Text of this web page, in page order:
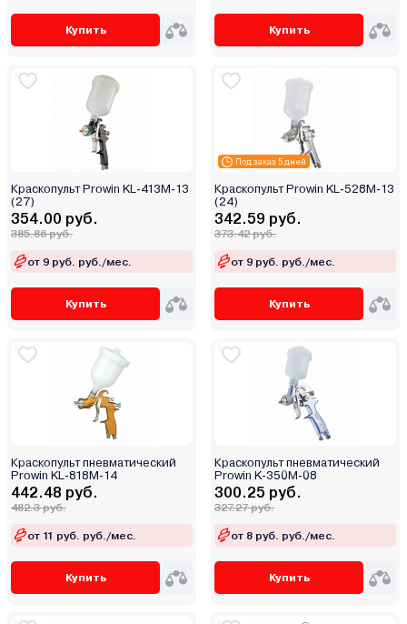
Купить Купить
Краскопульт Prowin KL-413M-13
(27)
354.00 руб.
385.86 руб.
от 9 руб. руб./мес.
Купить
Под заказ 5 дней
Краскопульт Prowin KL-528M-13
(24)
342.59 руб.
373.42 руб.
от 9 руб. руб./мес.
Купить
Краскопульт пневматический
Prowin KL-818M-14
442.48 руб.
482.3 руб.
от 11 руб. руб./мес.
Купить
Краскопульт пневматический
Prowin K-350M-08
300.25 руб.
327.27 руб.
от 8 руб. руб./мес.
Купить